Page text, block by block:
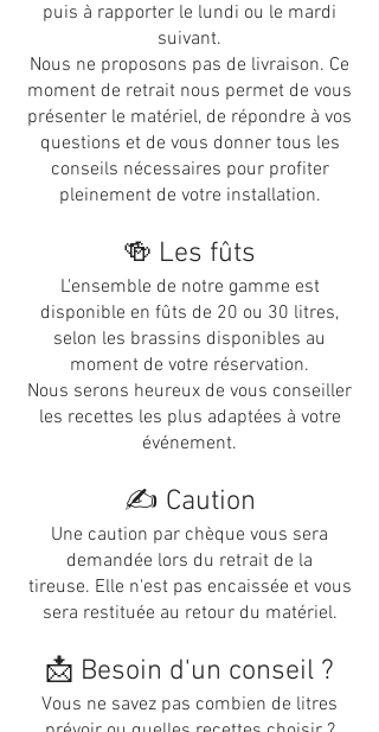
puis à rapporter le lundi ou le mardi
suivant.
Nous ne proposons pas de livraison. Ce
moment de retrait nous permet de vous
présenter le matériel, de répondre à vos
questions et de vous donner tous les
conseils nécessaires pour profiter
pleinement de votre installation.
🍻 Les fûts
L'ensemble de notre gamme est
disponible en fûts de 20 ou 30 litres,
selon les brassins disponibles au
moment de votre réservation.
Nous serons heureux de vous conseiller
les recettes les plus adaptées à votre
événement.
✍️ Caution
Une caution par chèque vous sera
demandée lors du retrait de la
tireuse. Elle n'est pas encaissée et vous
sera restituée au retour du matériel.
📩 Besoin d'un conseil ?
Vous ne savez pas combien de litres